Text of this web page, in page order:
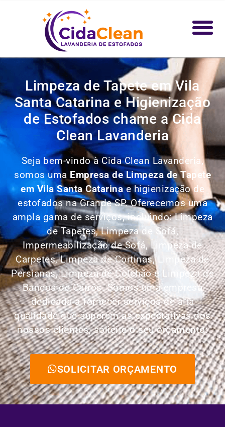
Limpeza de Tapete em Vila
Santa Catarina e Higienização
de Estofados chame a Cida
Clean Lavanderia
Seja bem-vindo à Cida Clean Lavanderia,
somos uma Empresa de Limpeza de Tapete
em Vila Santa Catarinae higienização de
estofados na Grande SP. Oferecemos uma
ampla gama de serviços, incluindo: Limpeza
de Tapetes,Limpeza de Sofá,
Impermeabilização de Sofá, Limpeza de
Carpetes, Limpeza de Cortinas, Limpeza de
Persianas, Limpeza de Colchão e Limpeza de
Bancos de Carros.Somos uma empresa
dedicada a fornecer serviços de alta
qualidade que superem as expectativas dos
nossos clientes, solicite o seu orçamento:
SOLICITAR ORÇAMENTO